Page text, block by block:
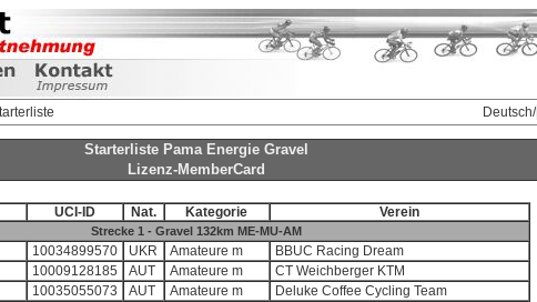
Deutsch/
Starterliste Pama Energie Gravel
Lizenz-MemberCard
UCI-ID Nat. Kategorie Verein
Strecke 1 - Gravel 132km ME-MU-AM
10034899570 UKR Amateure m
BBUC Racing Dream
10009128185 AUT Amateure m
CT Weichberger KTM
10035055073 AUT Amateure m
Deluke Coffee Cycling Team